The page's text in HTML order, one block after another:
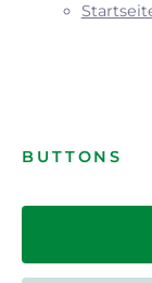
BUTTONS